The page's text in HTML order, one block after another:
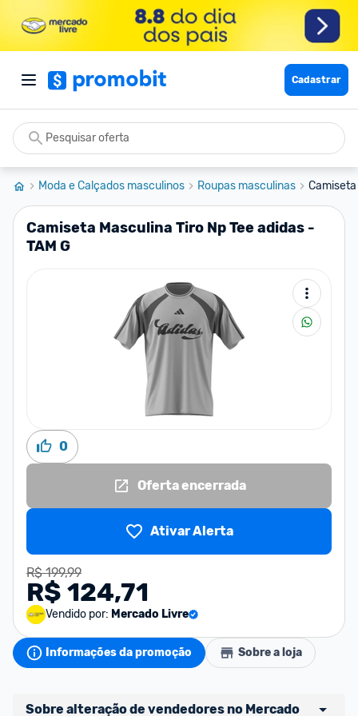
Cadastrar
Moda e Calçados masculinos Roupas masculinas Camiseta
Camiseta Masculina Tiro Np Tee adidas -
TAM G
0
Oferta encerrada
Ativar Alerta
R$ 199,99
R$ 124,71
Vendido por: Mercado Livre
Informações da promoção Sobre a loja
Sobre alteração de vendedores no Mercado